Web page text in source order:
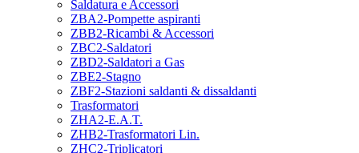
Saldatura e Accessori
ZBA2-Pompette aspiranti
ZBB2-Ricambi & Accessori
ZBC2-Saldatori
ZBD2-Saldatori a Gas
ZBE2-Stagno
ZBF2-Stazioni saldanti & dissaldanti
Trasformatori
ZHA2-E.A.T.
ZHB2-Trasformatori Lin.
ZHC2-Triplicatori